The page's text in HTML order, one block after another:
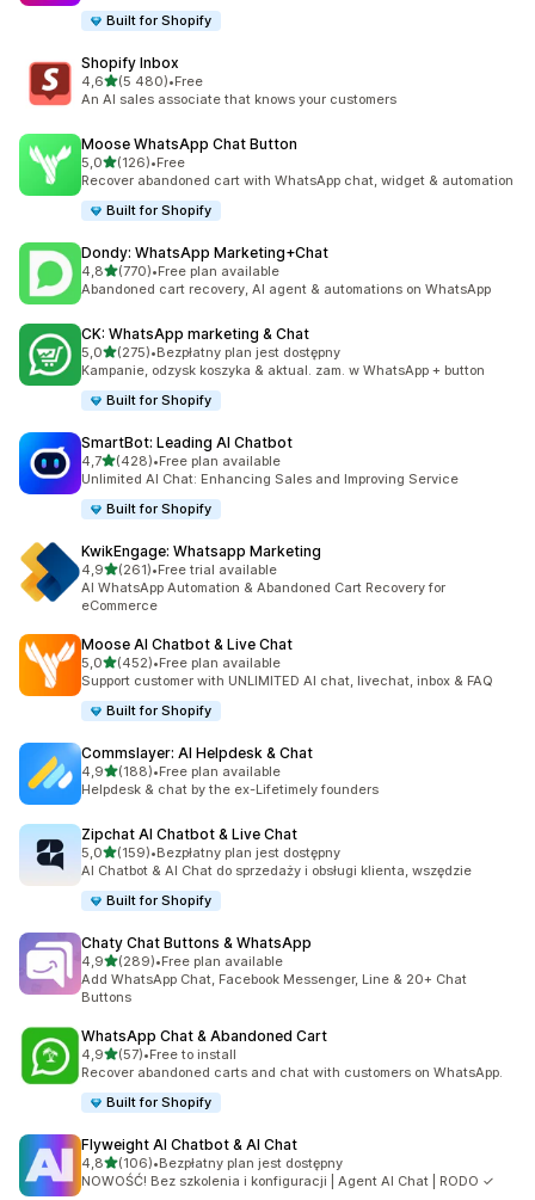
Built for Shopify
Shopify Inbox
4,6na 5 gwiazdek
(5 480)
Łączna liczba recenzji: 5480
•Free
An AI sales associate that knows your customers
Moose WhatsApp Chat Button
5,0na 5 gwiazdek
(126)
Łączna liczba recenzji: 126
•Free
Recover abandoned cart with WhatsApp chat, widget & automation
Built for Shopify
Dondy: WhatsApp Marketing+Chat
4,8na 5 gwiazdek
(770)
Łączna liczba recenzji: 770
•Free plan available
Abandoned cart recovery, AI agent & automations on WhatsApp
CK: WhatsApp marketing & Chat
5,0na 5 gwiazdek
(275)
Łączna liczba recenzji: 275
•Bezpłatny plan jest dostępny
Kampanie, odzysk koszyka & aktual. zam. w WhatsApp + button
Built for Shopify
SmartBot: Leading AI Chatbot
4,7na 5 gwiazdek
(428)
Łączna liczba recenzji: 428
•Free plan available
Unlimited AI Chat: Enhancing Sales and Improving Service
Built for Shopify
KwikEngage: Whatsapp Marketing
4,9na 5 gwiazdek
(261)
Łączna liczba recenzji: 261
•Free trial available
AI WhatsApp Automation & Abandoned Cart Recovery for
eCommerce
Moose AI Chatbot & Live Chat
5,0na 5 gwiazdek
(452)
Łączna liczba recenzji: 452
•Free plan available
Support customer with UNLIMITED AI chat, livechat, inbox & FAQ
Built for Shopify
Commslayer: AI Helpdesk & Chat
4,9na 5 gwiazdek
(188)
Łączna liczba recenzji: 188
•Free plan available
Helpdesk & chat by the ex-Lifetimely founders
Zipchat AI Chatbot & Live Chat
5,0na 5 gwiazdek
(159)
Łączna liczba recenzji: 159
•Bezpłatny plan jest dostępny
AI Chatbot & AI Chat do sprzedaży i obsługi klienta, wszędzie
Built for Shopify
Chaty Chat Buttons & WhatsApp
4,9na 5 gwiazdek
(289)
Łączna liczba recenzji: 289
•Free plan available
Add WhatsApp Chat, Facebook Messenger, Line & 20+ Chat
Buttons
WhatsApp Chat & Abandoned Cart
4,9na 5 gwiazdek
(57)
Łączna liczba recenzji: 57
•Free to install
Recover abandoned carts and chat with customers on WhatsApp.
Built for Shopify
Flyweight AI Chatbot & AI Chat
4,8na 5 gwiazdek
(106)
Łączna liczba recenzji: 106
•Bezpłatny plan jest dostępny
NOWOŚĆ! Bez szkolenia i konfiguracji | Agent AI Chat | RODO ✓